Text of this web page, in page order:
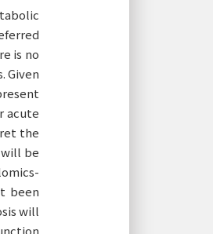
is no
Given
acute
the
be
been
will